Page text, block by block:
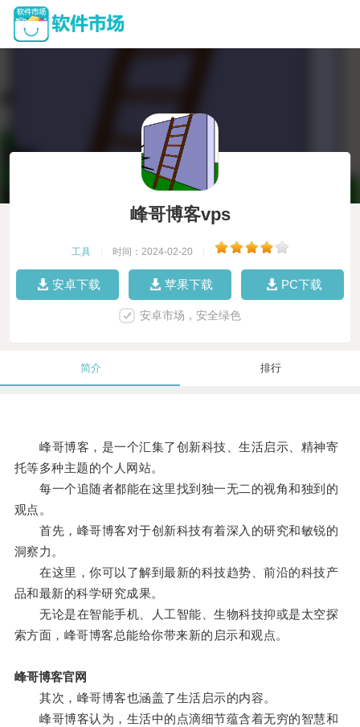
峰哥博客vps
工具 时间：2024-02-20
安卓下载 苹果下载 PC下载
安卓市场，安全绿色
简介 排行
峰哥博客，是一个汇集了创新科技、生活启示、精神寄
托等多种主题的个人网站。
每一个追随者都能在这里找到独一无二的视角和独到的
观点。
首先，峰哥博客对于创新科技有着深入的研究和敏锐的
洞察力。
在这里，你可以了解到最新的科技趋势、前沿的科技产
品和最新的科学研究成果。
无论是在智能手机、人工智能、生物科技抑或是太空探
索方面，峰哥博客总能给你带来新的启示和观点。
峰哥博客官网
其次，峰哥博客也涵盖了生活启示的内容。
峰哥博客认为，生活中的点滴细节蕴含着无穷的智慧和